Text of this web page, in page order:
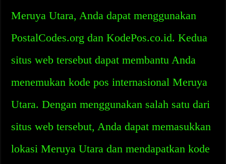
Meruya Utara, Anda dapat menggunakan
PostalCodes.org dan KodePos.co.id. Kedua
situs web tersebut dapat membantu Anda
menemukan kode pos internasional Meruya
Utara. Dengan menggunakan salah satu dari
situs web tersebut, Anda dapat memasukkan
lokasi Meruya Utara dan mendapatkan kode